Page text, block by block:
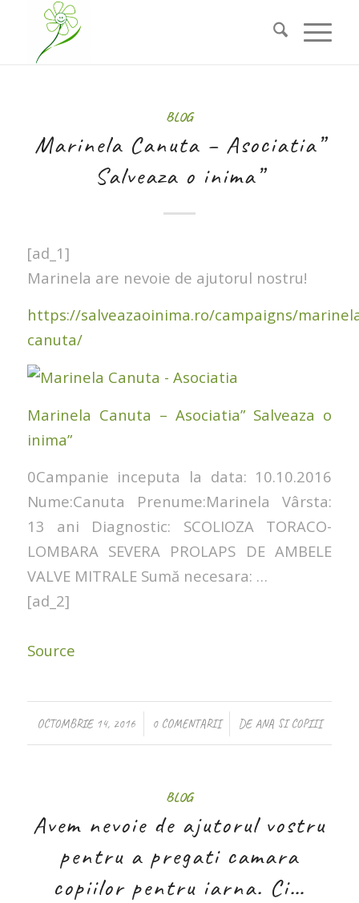
BLOG
Marinela Canuta – Asociatia”
Salveaza o inima”
[ad_1]
Marinela are nevoie de ajutorul nostru!
https://salveazaoinima.ro/campaigns/
canuta/
Marinela Canuta – Asociatia” Salveaza o
inima”
0Campanie inceputa la data: 10.10.2016
Nume:Canuta Prenume:Marinela Vârsta:
13 ani Diagnostic: SCOLIOZA TORACO-
LOMBARA SEVERA PROLAPS DE AMBELE
VALVE MITRALE Sumă necesara: …
[ad_2]
Source
OCTOMBRIE 14, 2016
/ 0 COMENTARII
/ DE ANA SI COPIII
BLOG
Avem nevoie de ajutorul vostru
pentru a pregati camara
copiilor pentru iarna. Ci…